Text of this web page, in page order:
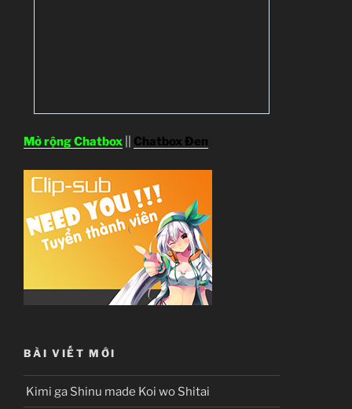
Mở rộng Chatbox Chatbox Đen
BÀI VIẾT MỚI
Kimi ga Shinu made Koi wo Shitai